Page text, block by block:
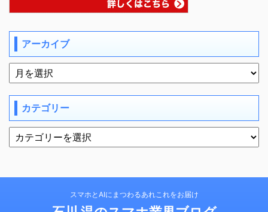
アーカイブ
カテゴリー
スマホとAIにまつわるあれこれをお届け